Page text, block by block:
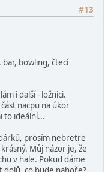
#13
bowling, čtecí
i další - ložnici.
nacpu na úkor
to ideální...
prosím nebretre
Můj názor je, že
v hale. Pokud dáme